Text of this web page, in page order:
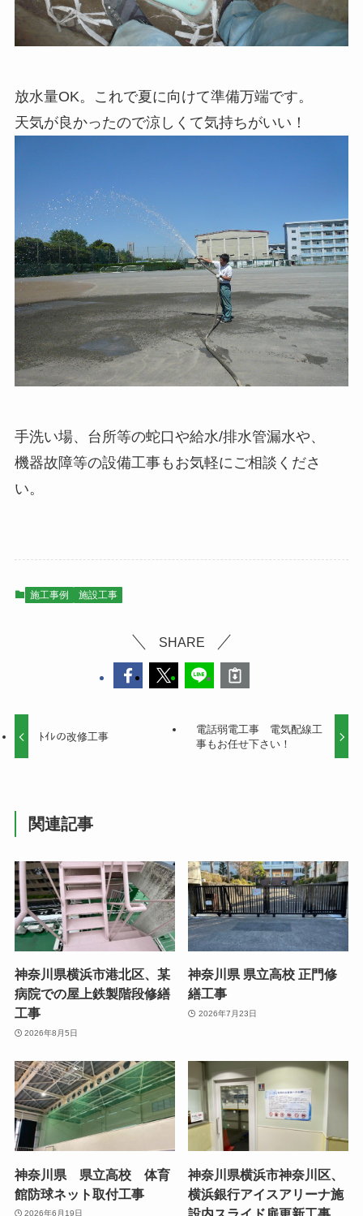
放水量OK。これで夏に向けて準備万端です。
天気が良かったので涼しくて気持ちがいい！
手洗い場、台所等の蛇口や給水/排水管漏水や、
機器故障等の設備工事もお気軽にご相談くださ
い。
施工事例 施設工事
SHARE
ﾄｲﾚの改修工事
電話弱電工事 電気配線工
事もお任せ下さい！
関連記事
神奈川県横浜市港北区、某
病院での屋上鉄製階段修繕
工事
2026年8月5日
神奈川県 県立高校 正門修
繕工事
2026年7月23日
神奈川県 県立高校 体育
館防球ネット取付工事
2026年6月19日
神奈川県横浜市神奈川区、
横浜銀行アイスアリーナ施